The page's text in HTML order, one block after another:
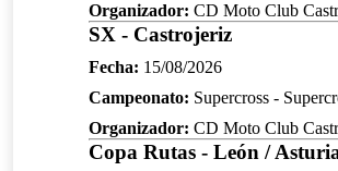
Organizador: CD Moto Club
SX - Castrojeriz
Fecha: 15/08/2026
Campeonato: Supercross -
Organizador: CD Moto Club
Copa Rutas - León /